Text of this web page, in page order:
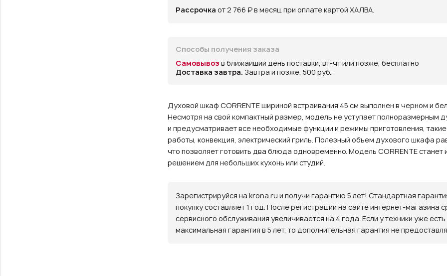
Рассрочка от 2 766 ₽ в месяц при оплате картой ХАЛВА.
Способы получения заказа
Самовывоз в ближайший день поставки, вт-чт или позже, бесплатно
Доставка завтра. Завтра и позже, 500 руб..
Духовой шкаф CORRENTE шириной встраивания 45 см выполнен в черном и
Несмотря на свой компактный размер, модель не уступает полноразмерным
и предусматривает все необходимые функции и режимы приготовления,
работы, конвекция, электрический гриль. Полезный объем духового шкафа
что позволяет готовить два блюда одновременно. Модель CORRENTE
решением для небольших кухонь или студий.
Зарегистрируйся на krona.ru и получи гарантию 5 лет! Стандартная
покупку составляет 1 год. После регистрации на сайте интернет-магазина
сервисного обслуживания увеличивается на 4 года. Если у техники уже есть
максимальная гарантия в 5 лет, то дополнительная гарантия не